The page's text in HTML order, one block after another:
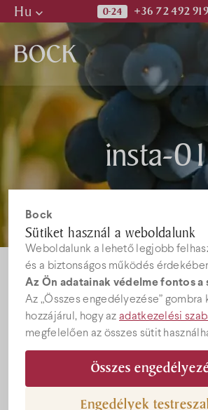
Bock
Sütiket használ a weboldalunk
Weboldalunk a lehető legjobb
és a biztonságos működés
Az Ön adatainak védelme fontos a
Az „Összes engedélyezése” gombra
hozzájárul, hogy azadatkezelési
megfelelően az összes sütit
Összes
Engedélyek
En
Hu +36 72 492 919
insta-
Programok
Kiadványok
Hírek
Állásajánlatok